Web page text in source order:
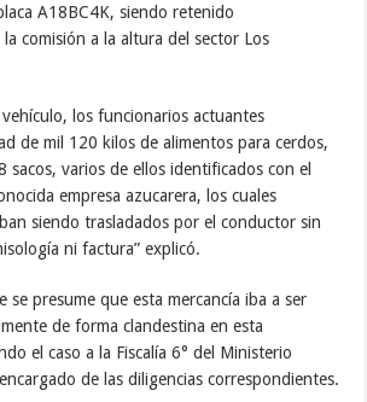
A18BC4K, siendo retenido
comisión a la altura del sector Los
los funcionarios actuantes
de mil 120 kilos de alimentos para cerdos,
varios de ellos identificados con el
empresa azucarera, los cuales
siendo trasladados por el conductor sin
ni factura” explicó.
se presume que esta mercancía iba a ser
de forma clandestina en esta
el caso a la Fiscalía 6° del Ministerio
de las diligencias correspondientes.